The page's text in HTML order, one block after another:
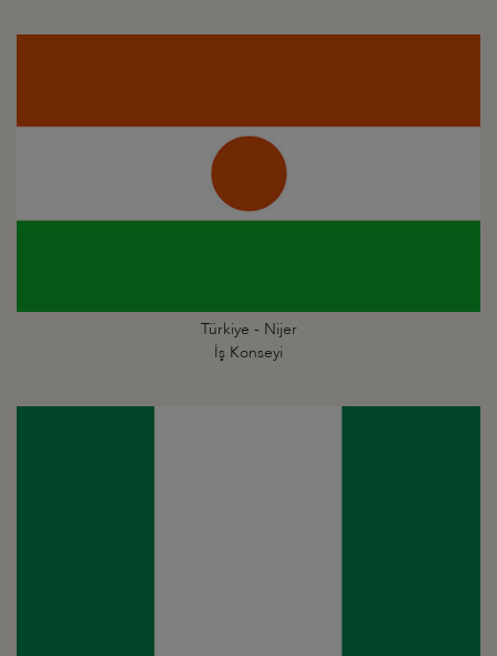
Türkiye - Nijer
İş Konseyi